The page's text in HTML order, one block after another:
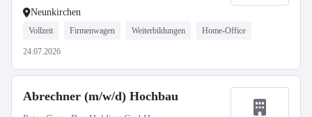
Neunkirchen
Vollzeit Firmenwagen Weiterbildungen Home-Office
24.07.2026
Abrechner (m/w/d) Hochbau